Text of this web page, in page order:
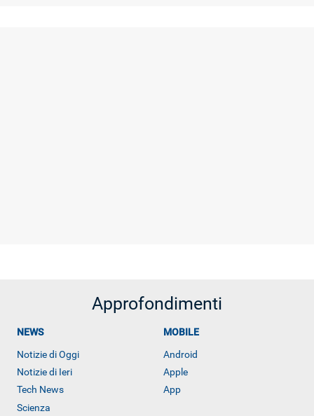
Approfondimenti
NEWS
Notizie di Oggi
Notizie di Ieri
Tech News
Scienza
MOBILE
Android
Apple
App